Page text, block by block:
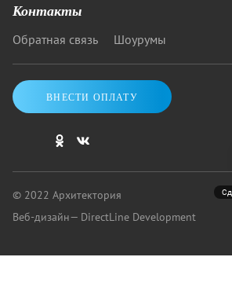
Контакты
Обратная связь Шоурумы
ВНЕСТИ ОПЛАТУ
© 2022 Архитектория
Веб-дизайн— DirectLine Development